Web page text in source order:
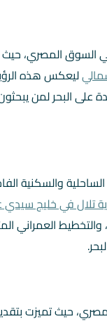
السوق المصري، حيث
ليعكس هذه
البحر لمن
والسكنية
تلال في خليج سيدي
والتخطيط العمراني
حيث تميزت